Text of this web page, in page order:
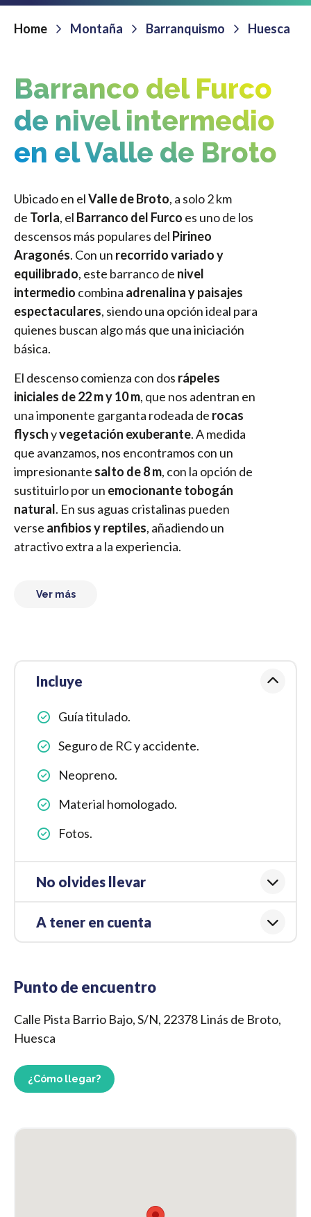
Home Montaña Barranquismo Huesca
Barranco del Furco
de nivel intermedio
en el Valle de Broto
Ubicado en elValle de Broto, a solo 2 km
de Torla, el Barranco del Furco es uno de los
descensos más populares del Pirineo
Aragonés. Con un recorrido variado y
equilibrado, este barranco de nivel
intermedio combina adrenalina y paisajes
espectaculares, siendo una opción ideal para
quienes buscan algo más que una iniciación
básica.
El descenso comienza con dos rápeles
iniciales de 22 m y 10 m, que nos adentran en
una imponente garganta rodeada de rocas
flyschyvegetación exuberante. A medida
que avanzamos, nos encontramos con un
impresionante salto de 8 m, con la opción de
sustituirlo por un emocionante tobogán
natural. En sus aguas cristalinas pueden
verse anfibios y reptiles, añadiendo un
atractivo extra a la experiencia.
Ver más
Incluye
Guía titulado.
Seguro de RC y accidente.
Neopreno.
Material homologado.
Fotos.
No olvides llevar
A tener en cuenta
Punto de encuentro
Calle Pista Barrio Bajo, S/N, 22378 Linás de Broto,
Huesca
¿Cómo llegar?